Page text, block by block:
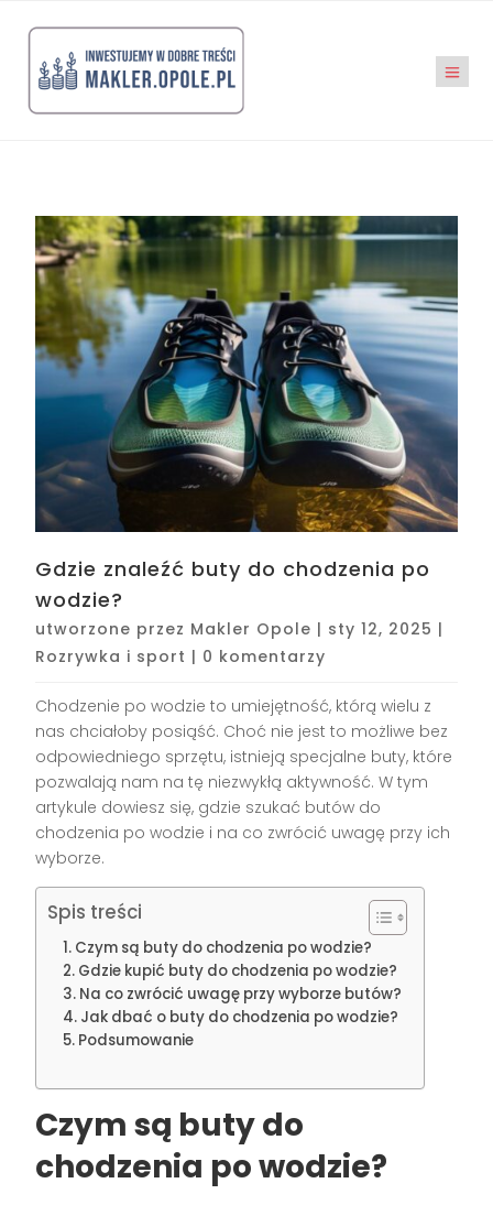
Gdzie znaleźć buty do chodzenia po
wodzie?
utworzone przez Makler Opole | sty 12, 2025 |
Rozrywka i sport | 0 komentarzy
Chodzenie po wodzie to umiejętność, którą wielu z
nas chciałoby posiąść. Choć nie jest to możliwe bez
odpowiedniego sprzętu, istnieją specjalne buty, które
pozwalają nam na tę niezwykłą aktywność. W tym
artykule dowiesz się, gdzie szukać butów do
chodzenia po wodzie i na co zwrócić uwagę przy ich
wyborze.
Spis treści
Czym są buty do chodzenia po wodzie?
Gdzie kupić buty do chodzenia po wodzie?
Na co zwrócić uwagę przy wyborze butów?
Jak dbać o buty do chodzenia po wodzie?
Podsumowanie
Czym są buty do
chodzenia po wodzie?